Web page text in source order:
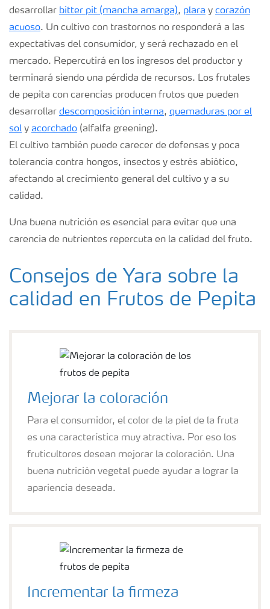
desarrollar bitter pit (mancha amarga), plara y corazón
acuoso. Un cultivo con trastornos no responderá a las
expectativas del consumidor, y será rechazado en el
mercado. Repercutirá en los ingresos del productor y
terminará siendo una pérdida de recursos. Los frutales
de pepita con carencias producen frutos que pueden
desarrollar descomposición interna, quemaduras por el
sol y acorchado (alfalfa greening).
El cultivo también puede carecer de defensas y poca
tolerancia contra hongos, insectos y estrés abiótico,
afectando al crecimiento general del cultivo y a su
calidad.
Una buena nutrición es esencial para evitar que una
carencia de nutrientes repercuta en la calidad del fruto.
Consejos de Yara sobre la
calidad en Frutos de Pepita
Mejorar la coloración
Para el consumidor, el color de la piel de la fruta
es una característica muy atractiva. Por eso los
fruticultores desean mejorar la coloración. Una
buena nutrición vegetal puede ayudar a lograr la
apariencia deseada.
Incrementar la firmeza